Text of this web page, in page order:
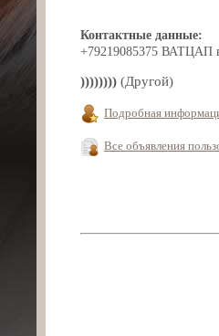
Контактные данные:
+79219085375 ВАТЦАП
)))))))) (Другой)
Подробная
Все объявления